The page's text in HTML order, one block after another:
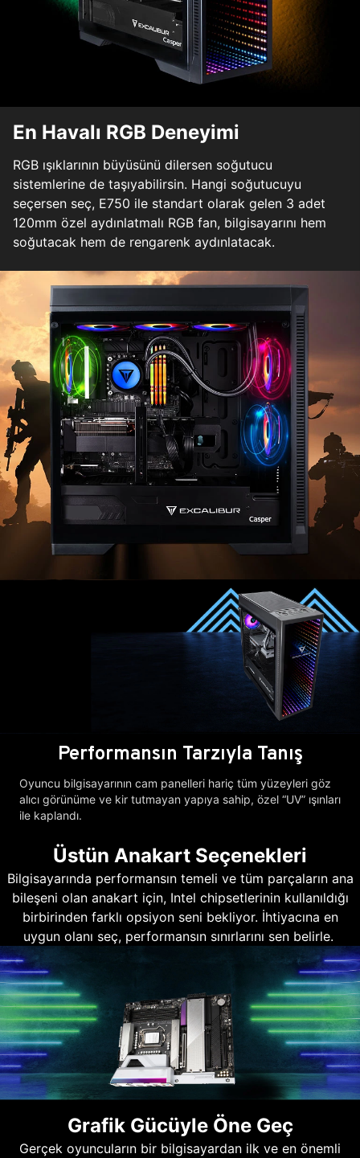
En Havalı RGB Deneyimi
RGB ışıklarının büyüsünü dilersen soğutucu
sistemlerine de taşıyabilirsin. Hangi soğutucuyu
seçersen seç, E750 ile standart olarak gelen 3 adet
120mm özel aydınlatmalı RGB fan, bilgisayarını hem
soğutacak hem de rengarenk aydınlatacak.
Performansın Tarzıyla Tanış
Oyuncu bilgisayarının cam panelleri hariç tüm yüzeyleri göz
alıcı görünüme ve kir tutmayan yapıya sahip, özel “UV” ışınları
ile kaplandı.
Üstün Anakart Seçenekleri
Bilgisayarında performansın temeli ve tüm parçaların ana
bileşeni olan anakart için, Intel chipsetlerinin kullanıldığı
birbirinden farklı opsiyon seni bekliyor. İhtiyacına en
uygun olanı seç, performansın sınırlarını sen belirle.
Grafik Gücüyle Öne Geç
Gerçek oyuncuların bir bilgisayardan ilk ve en önemli